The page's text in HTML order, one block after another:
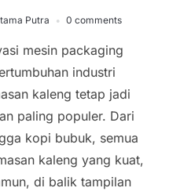
Putra 0 comments
mesin packaging
industri
kaleng tetap jadi
paling populer. Dari
kopi bubuk, semua
kaleng yang kuat,
di balik tampilan